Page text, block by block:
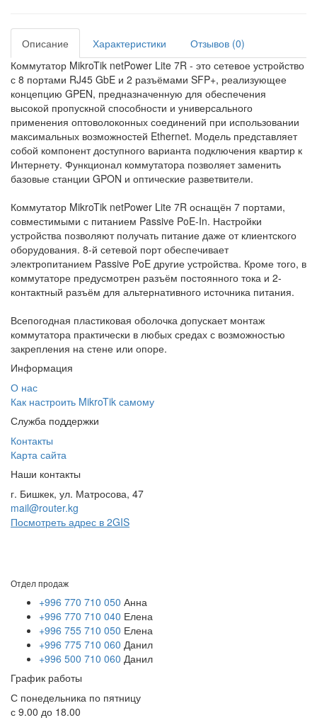
Описание Характеристики
Отзывов (0)
Коммутатор MikroTik netPower Lite 7R - это сетевое устройство
с 8 портами RJ45 GbE и 2 разъёмами SFP+, реализующее
концепцию GPEN, предназначенную для обеспечения
высокой пропускной способности и универсального
применения оптоволоконных соединений при использовании
максимальных возможностей Ethernet. Модель представляет
собой компонент доступного варианта подключения квартир к
Интернету. Функционал коммутатора позволяет заменить
базовые станции GPON и оптические разветвители.
Коммутатор MikroTik netPower Lite 7R оснащён 7 портами,
совместимыми с питанием Passive PoE-In. Настройки
устройства позволяют получать питание даже от клиентского
оборудования. 8-й сетевой порт обеспечивает
электропитанием Passive PoE другие устройства. Кроме того, в
коммутаторе предусмотрен разъём постоянного тока и 2-
контактный разъём для альтернативного источника питания.
Всепогодная пластиковая оболочка допускает монтаж
коммутатора практически в любых средах с возможностью
закрепления на стене или опоре.
Информация
О нас
Как настроить MikroTik самому
Служба поддержки
Контакты
Карта сайта
Наши контакты
г. Бишкек, ул. Матросова, 47
mail@router.kg
Посмотреть адрес в 2GIS
Отдел продаж
+996 770 710 050 Анна
+996 770 710 040 Елена
+996 755 710 050 Елена
+996 775 710 060 Данил
+996 500 710 060 Данил
График работы
С понедельника по пятницу
с 9.00 до 18.00